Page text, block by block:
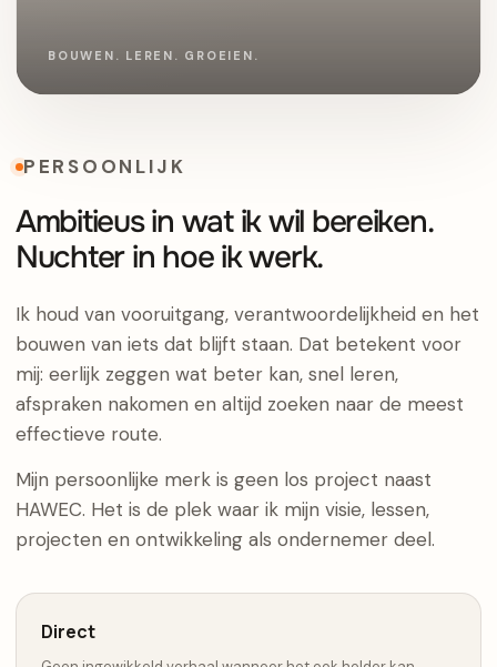
PERSOONLIJK
Ambitieus in wat ik wil bereiken.
Nuchter in hoe ik werk.
Ik houd van vooruitgang, verantwoordelijkheid en het
bouwen van iets dat blijft staan. Dat betekent voor
mij: eerlijk zeggen wat beter kan, snel leren,
afspraken nakomen en altijd zoeken naar de meest
effectieve route.
Mijn persoonlijke merk is geen los project naast
HAWEC. Het is de plek waar ik mijn visie, lessen,
projecten en ontwikkeling als ondernemer deel.
Direct